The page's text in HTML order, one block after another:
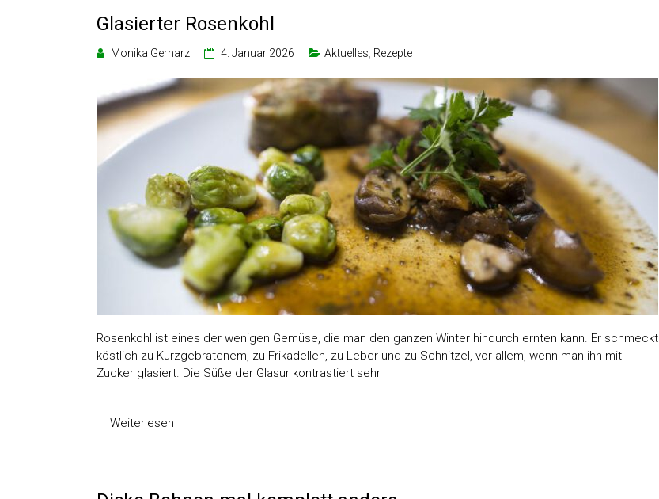
Glasierter Rosenkohl
Monika Gerharz 4. Januar 2026 Aktuelles Rezepte
Rosenkohl ist eines der wenigen Gemüse, die man den ganzen Winter hindurch ernten kann. Er schmeckt
köstlich zu Kurzgebratenem, zu Frikadellen, zu Leber und zu Schnitzel, vor allem, wenn man ihn mit
Zucker glasiert. Die Süße der Glasur kontrastiert sehr
Weiterlesen